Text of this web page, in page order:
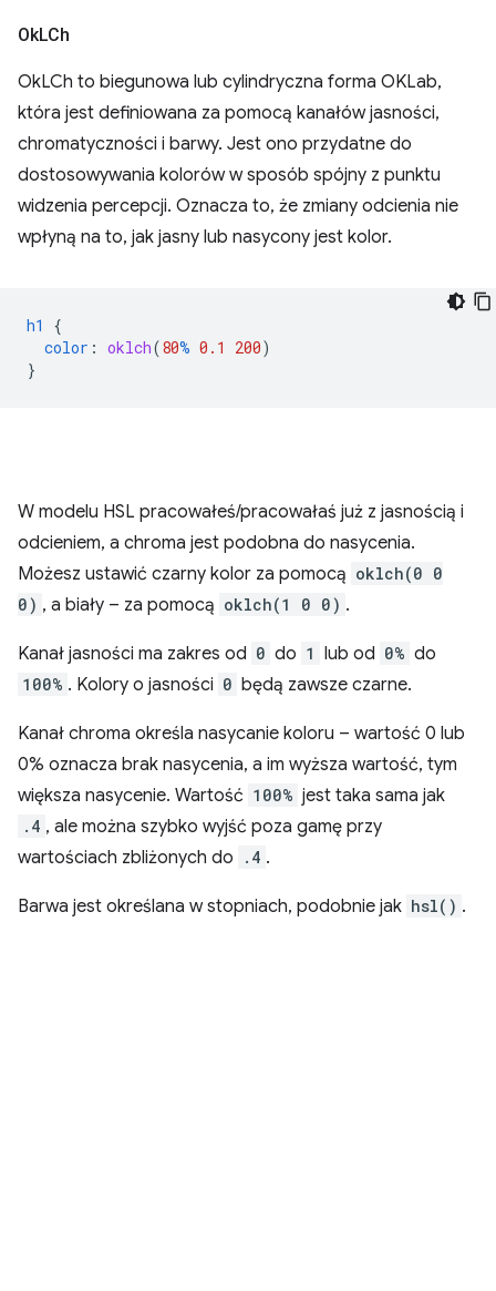
OkLCh
OkLCh to biegunowa lub cylindryczna forma OKLab,
która jest definiowana za pomocą kanałów jasności,
chromatyczności i barwy. Jest ono przydatne do
dostosowywania kolorów w sposób spójny z punktu
widzenia percepcji. Oznacza to, że zmiany odcienia nie
wpłyną na to, jak jasny lub nasycony jest kolor.
h1
{
color : oklch(80% 0.1 200)
}
W modelu HSL pracowałeś/pracowałaś już z jasnością i
odcieniem, a chroma jest podobna do nasycenia.
Możesz ustawić czarny kolor za pomocą oklch(0 0
0) , a biały – za pomocą oklch(1 0 0) .
Kanał jasności ma zakres od 0 do 1 lub od 0% do
100% . Kolory o jasności 0 będą zawsze czarne.
Kanał chroma określa nasycanie koloru – wartość 0 lub
0% oznacza brak nasycenia, a im wyższa wartość, tym
większa nasycenie. Wartość 100% jest taka sama jak
.4 , ale można szybko wyjść poza gamę przy
wartościach zbliżonych do
.4 .
Barwa jest określana w stopniach, podobnie jak hsl() .